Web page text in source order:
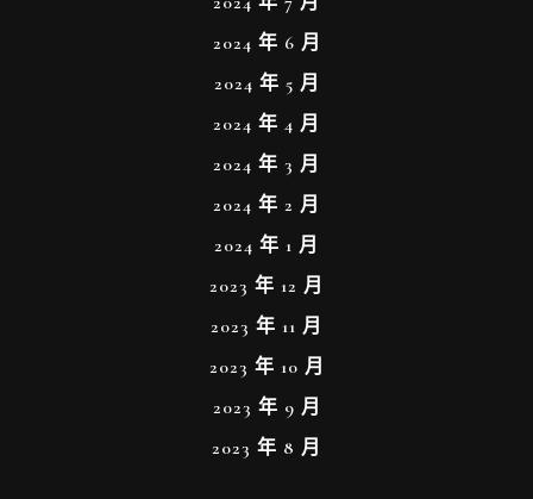
2024 年 6 月
2024 年 5 月
2024 年 4 月
2024 年 3 月
2024 年 2 月
2024 年 1 月
2023 年 12 月
2023 年 11 月
2023 年 10 月
2023 年 9 月
2023 年 8 月